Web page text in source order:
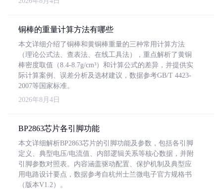
铜棒的重量计算方法有哪些
本文详细介绍了铜棒和黄铜棒重量的三种常用计算方法
（理论公式法、查表法、在线工具法），重点解析了黄铜
棒密度取值（8.4-8.7g/cm³）和计算公式的差异，并提供实
际计算案例、误差分析及选材建议，数据参考GB/T 4423-
2007等国家标准。
2026年8月4日
BP2863芯片各引脚功能
本文详细解析BP2863芯片的引脚功能及参数，包括各引脚
定义、典型电压/电流值、内部逻辑关系等核心数据，并附
引脚参数对照表。内容涵盖驱动配置、保护机制及典型应
用电路设计要点，数据参考自杭州士兰微电子官方规格书
（版本V1.2）。